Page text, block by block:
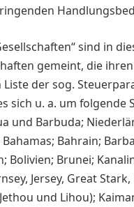
sind in
gemeint, die
der sog.
sich u. a. um folgende
und Barbuda;
Bahrain;
Bolivien; Brunei;
Jersey, Great
und Lihou);